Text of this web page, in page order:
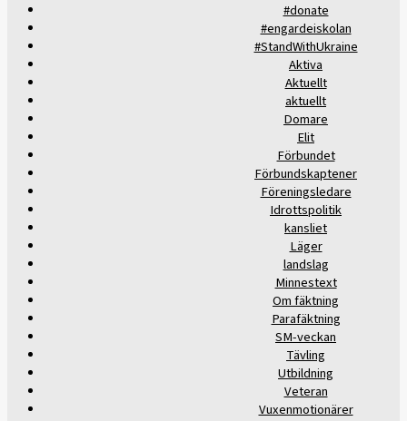
#donate
#engardeiskolan
#StandWithUkraine
Aktiva
Aktuellt
aktuellt
Domare
Elit
Förbundet
Förbundskaptener
Föreningsledare
Idrottspolitik
kansliet
Läger
landslag
Minnestext
Om fäktning
Parafäktning
SM-veckan
Tävling
Utbildning
Veteran
Vuxenmotionärer